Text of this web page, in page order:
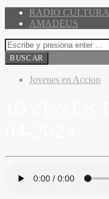
RADIO CULTURA
AMADEUS
Jovenes en Accion